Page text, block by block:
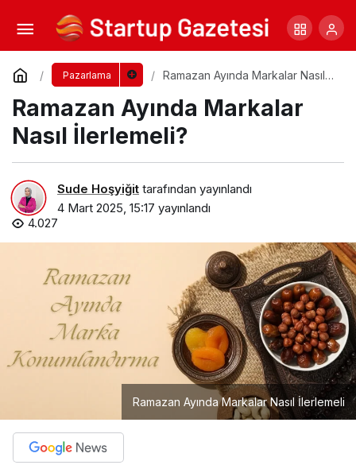
Pazarlama
Ramazan Ayında Markalar Nasıl
Ramazan Ayında Markalar
Nasıl İlerlemeli?
Sude Hoşyiğit tarafından yayınlandı
4 Mart 2025, 15:17 yayınlandı
4.027
Ramazan Ayında Markalar Nasıl İlerlemeli
Dijital Dönüşüm ve İnovasyon: Girişimcilerin
Teknolojik Devrime Uyum Sağlaması
Yorum Yap Paylaş